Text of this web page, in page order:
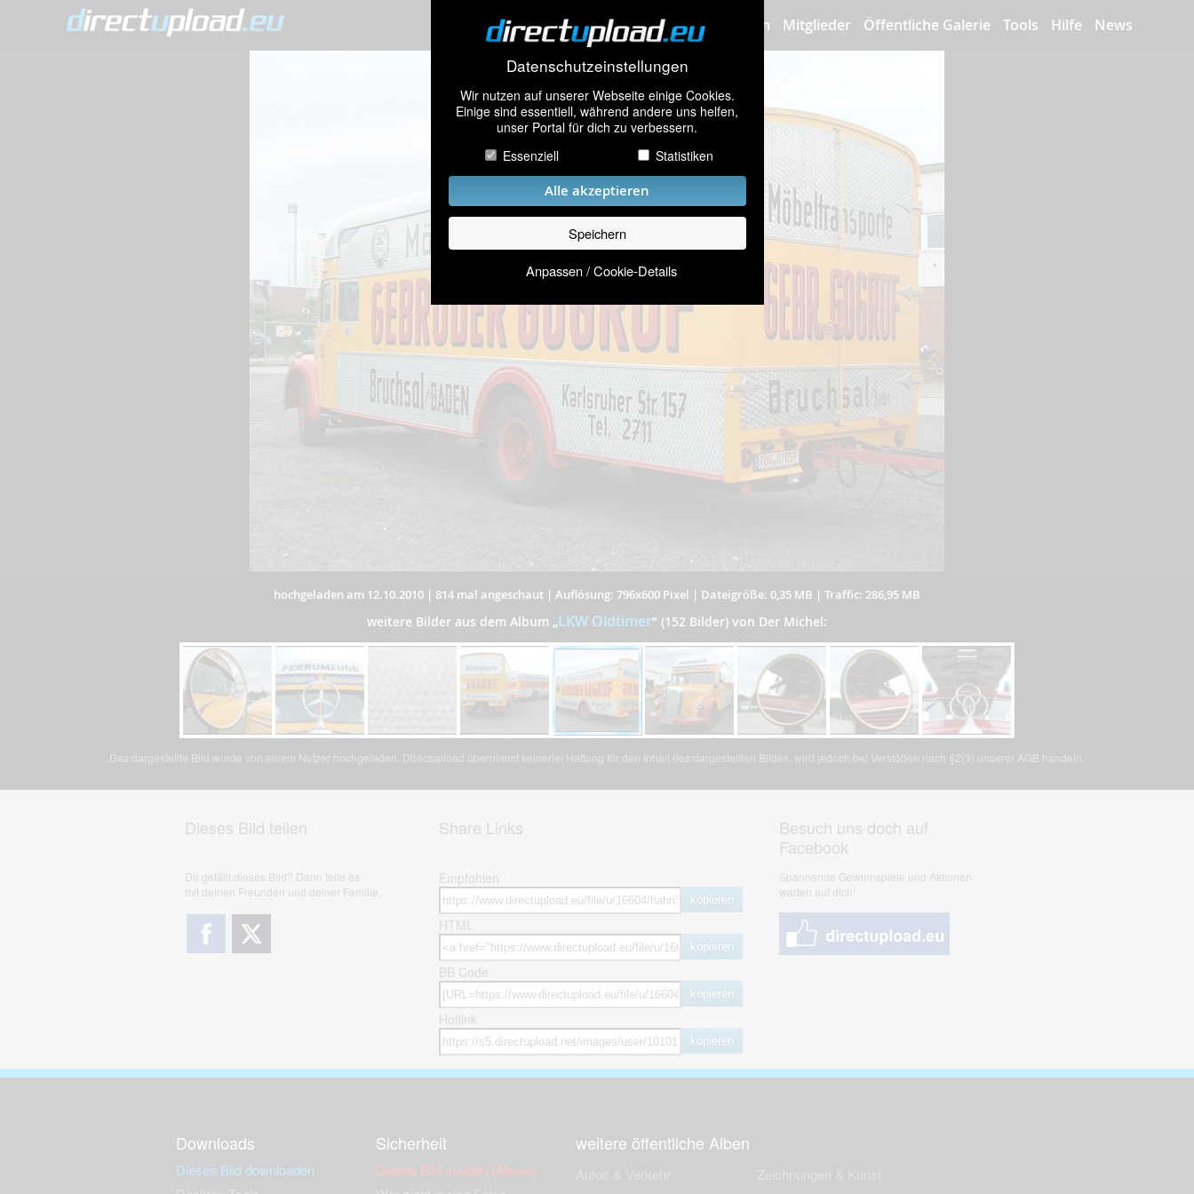
Datenschutzeinstellungen
Wir nutzen auf unserer Webseite einige Cookies.
Einige sind essentiell, während andere uns helfen,
unser Portal für dich zu verbessern.
Essenziell
Statistiken
Alle akzeptieren
Speichern
Anpassen / Cookie-Details
Bilder hochladen Mitglieder Öffentliche Galerie Tools Hilfe News
hochgeladen am 12.10.2010 | 814 mal angeschaut | Auflösung: 796x600 Pixel | Dateigröße: 0,35 MB | Traffic: 286,95 MB
weitere Bilder aus dem Album „LKW Oldtimer” (152 Bilder) von Der Michel:
Das dargestellte Bild wurde von einem Nutzer hochgeladen. Directupload übernimmt keinerlei Haftung für den Inhalt des dargestellten Bildes, wird jedoch bei Verstößen nach §2(3) unserer AGB handeln.
Dieses Bild teilen
Dir gefällt dieses Bild? Dann teile es
mit deinen Freunden und deiner Familie.
Share Links
Empfohlen
kopieren
HTML
kopieren
BB Code
kopieren
Hotlink
kopieren
Besuch uns doch auf
Facebook
Spannende Gewinnspiele und Aktionen
warten auf dich!
Downloads
Dieses Bild downloaden
Sicherheit
Dieses Bild melden (Abuse)
weitere öffentliche Alben